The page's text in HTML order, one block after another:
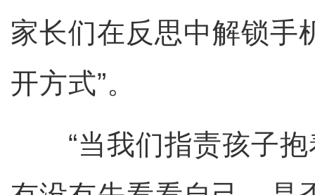
家长们在反思中解锁手
开方式”。
“当我们指责孩子抱